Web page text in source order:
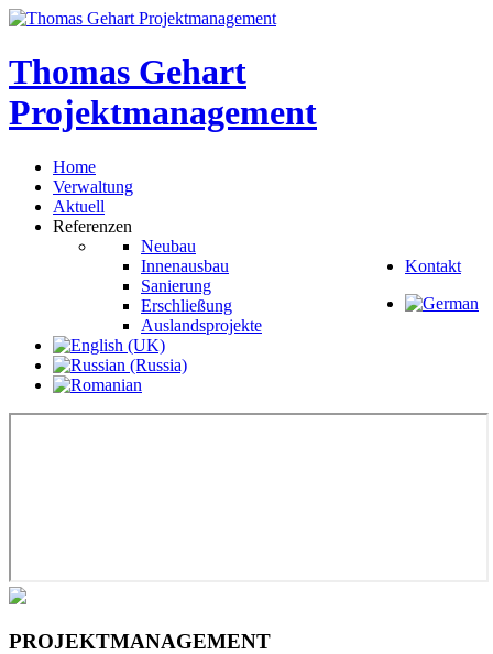
Thomas Gehart
Projektmanagement
Home
Verwaltung
Aktuell
Referenzen
Neubau
Innenausbau
Sanierung
Erschließung
Auslandsprojekte
Kontakt
PROJEKTMANAGEMENT